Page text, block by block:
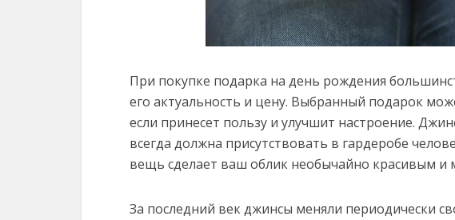
При покупке подарка на день рождения
его актуальность и цену. Выбранный подарок
если принесет пользу и улучшит настроение.
всегда должна присутствовать в гардеробе
вещь сделает ваш облик необычайно красивым и
За последний век джинсы меняли периодически